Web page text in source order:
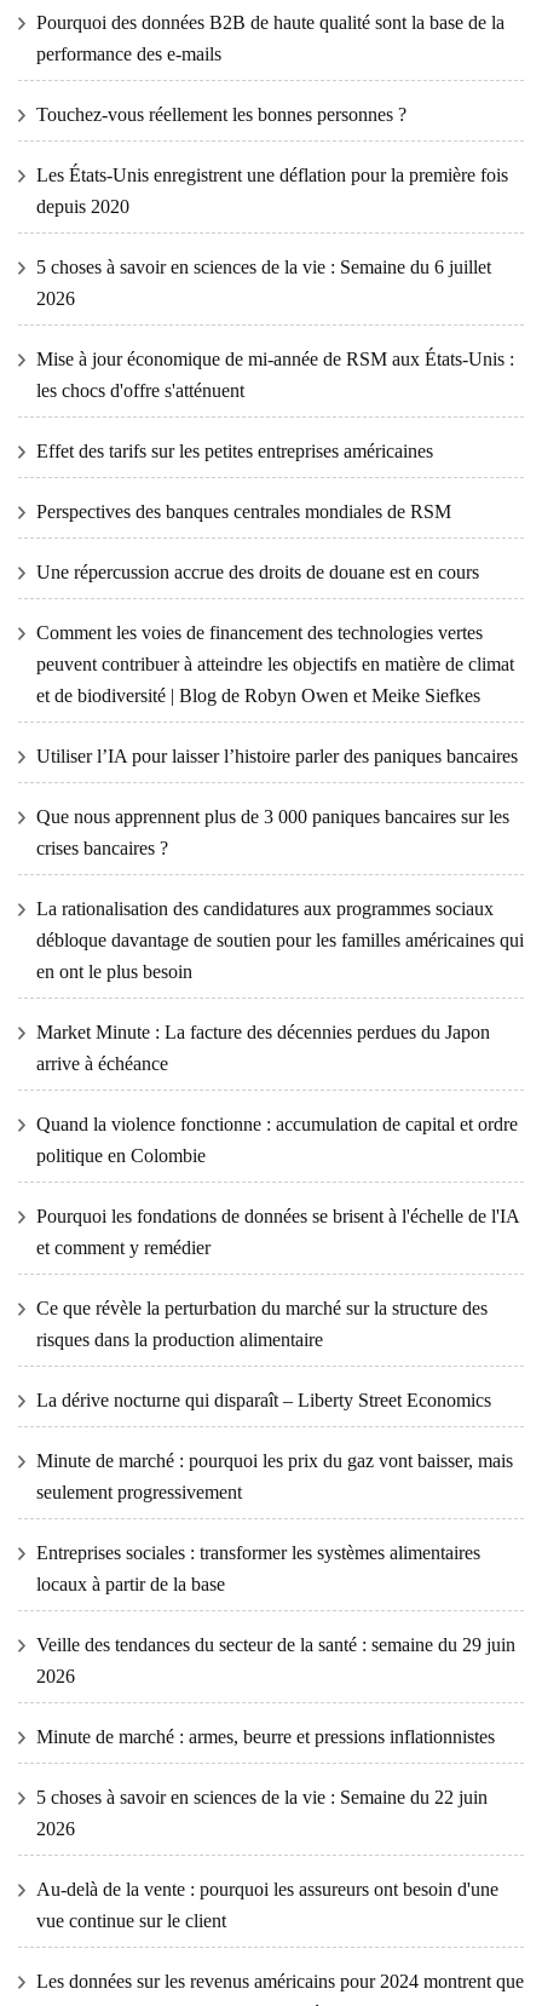
Pourquoi des données B2B de haute qualité sont la base de la
performance des e-mails
Touchez-vous réellement les bonnes personnes ?
Les États-Unis enregistrent une déflation pour la première fois
depuis 2020
5 choses à savoir en sciences de la vie : Semaine du 6 juillet
2026
Mise à jour économique de mi-année de RSM aux États-Unis :
les chocs d'offre s'atténuent
Effet des tarifs sur les petites entreprises américaines
Perspectives des banques centrales mondiales de RSM
Une répercussion accrue des droits de douane est en cours
Comment les voies de financement des technologies vertes
peuvent contribuer à atteindre les objectifs en matière de climat
et de biodiversité | Blog de Robyn Owen et Meike Siefkes
Utiliser l’IA pour laisser l’histoire parler des paniques bancaires
Que nous apprennent plus de 3 000 paniques bancaires sur les
crises bancaires ?
La rationalisation des candidatures aux programmes sociaux
débloque davantage de soutien pour les familles américaines qui
en ont le plus besoin
Market Minute : La facture des décennies perdues du Japon
arrive à échéance
Quand la violence fonctionne : accumulation de capital et ordre
politique en Colombie
Pourquoi les fondations de données se brisent à l'échelle de l'IA
et comment y remédier
Ce que révèle la perturbation du marché sur la structure des
risques dans la production alimentaire
La dérive nocturne qui disparaît – Liberty Street Economics
Minute de marché : pourquoi les prix du gaz vont baisser, mais
seulement progressivement
Entreprises sociales : transformer les systèmes alimentaires
locaux à partir de la base
Veille des tendances du secteur de la santé : semaine du 29 juin
2026
Minute de marché : armes, beurre et pressions inflationnistes
5 choses à savoir en sciences de la vie : Semaine du 22 juin
2026
Au-delà de la vente : pourquoi les assureurs ont besoin d'une
vue continue sur le client
Les données sur les revenus américains pour 2024 montrent que